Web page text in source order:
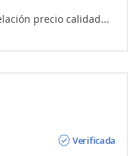
precio calidad...
Verificada